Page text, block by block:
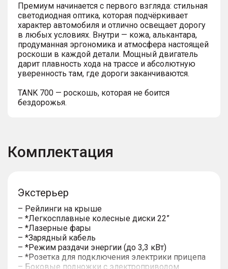
Премиум начинается с первого взгляда: стильная
светодиодная оптика, которая подчёркивает
характер автомобиля и отлично освещает дорогу
в любых условиях. Внутри — кожа, алькантара,
продуманная эргономика и атмосфера настоящей
роскоши в каждой детали. Мощный двигатель
дарит плавность хода на трассе и абсолютную
уверенность там, где дороги заканчиваются.
TANK 700 — роскошь, которая не боится
бездорожья.
Комплектация
Экстерьер
– Рейлинги на крыше
– *Легкосплавные колесные диски 22”
– *Лазерные фары
– *Зарядный кабель
– *Режим раздачи энергии (до 3,3 кВт)
– *Розетка для подключения электрики прицепа
– Боковые подножки с электроприводом